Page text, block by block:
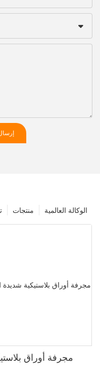
الوكالة العالمية منتجات
مجرفة أوراق